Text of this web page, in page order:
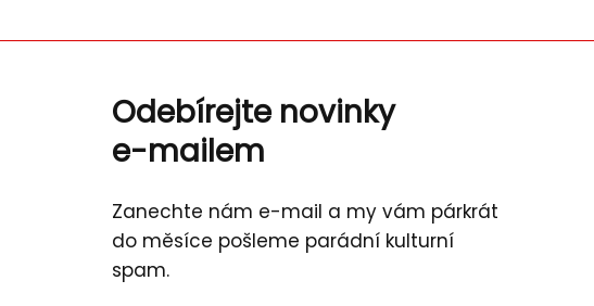
Odebírejte novinky
e-mailem
Zanechte nám e-mail a my vám párkrát
do měsíce pošleme parádní kulturní
spam.